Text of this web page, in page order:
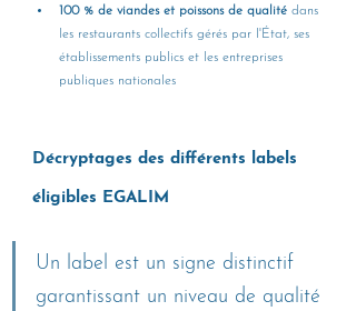
100 % de viandes et poissons de qualité dans
les restaurants collectifs gérés par l'État, ses
établissements publics et les entreprises
publiques nationales
Décryptages des différents labels
éligibles EGALIM
Un label est un signe distinctif
garantissant un niveau de qualité